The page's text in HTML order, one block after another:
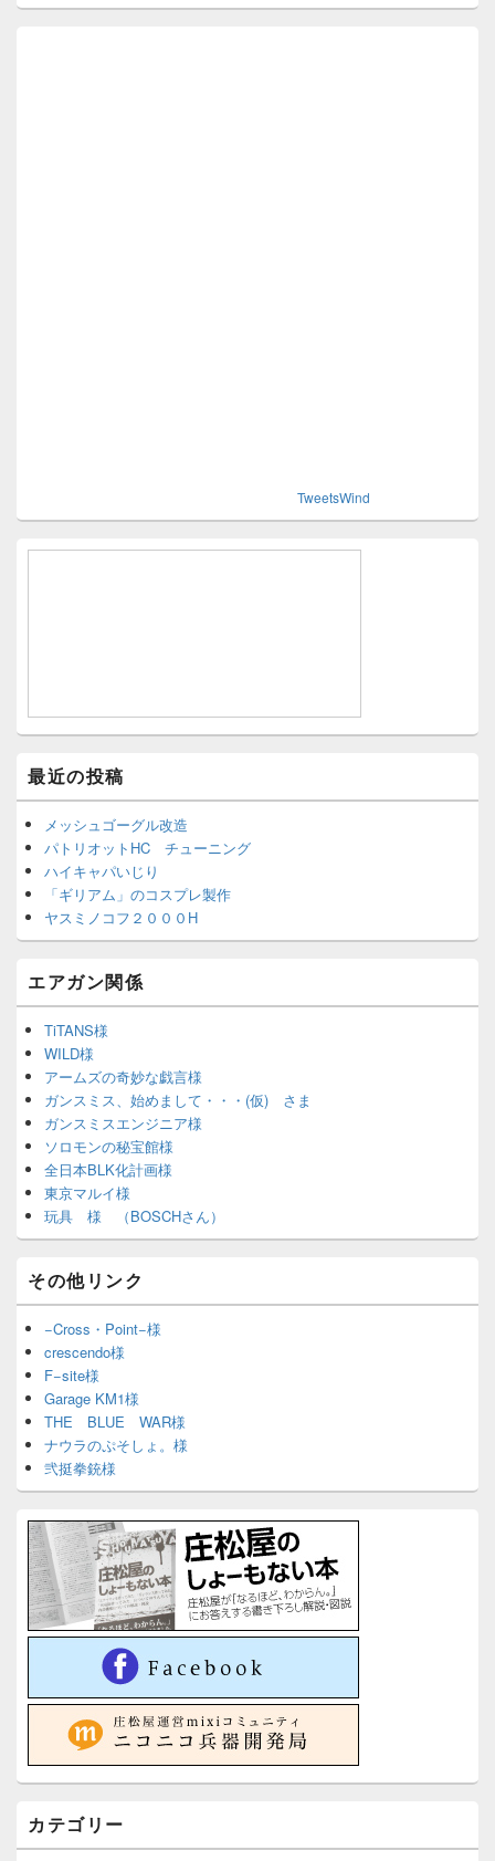
TweetsWind
最近の投稿
メッシュゴーグル改造
パトリオットHC チューニング
ハイキャパいじり
「ギリアム」のコスプレ製作
ヤスミノコフ２０００H
エアガン関係
TiTANS様
WILD様
アームズの奇妙な戯言様
ガンスミス、始めまして・・・(仮) さま
ガンスミスエンジニア様
ソロモンの秘宝館様
全日本BLK化計画様
東京マルイ様
玩具 様 （BOSCHさん）
その他リンク
−Cross・Point−様
crescendo様
F−site様
Garage KM1様
THE BLUE WAR様
ナウラのぷそしょ。様
弐挺拳銃様
カテゴリー